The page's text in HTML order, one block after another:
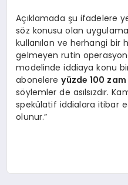
Açıklamada şu ifadelere
söz konusu olan
kullanılan ve herhangi bir
gelmeyen rutin
modelinde iddiaya konu
abonelereyüzde 100 zam
söylemler de asılsızdır.
spekülatif iddialara itibar
olunur.”